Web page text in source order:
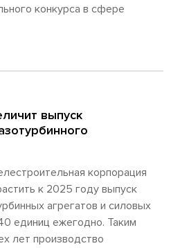
конкурса в сфере
выпуск
корпорация
к 2025 году выпуск
агрегатов и силовых
единиц ежегодно. Таким
лет производство